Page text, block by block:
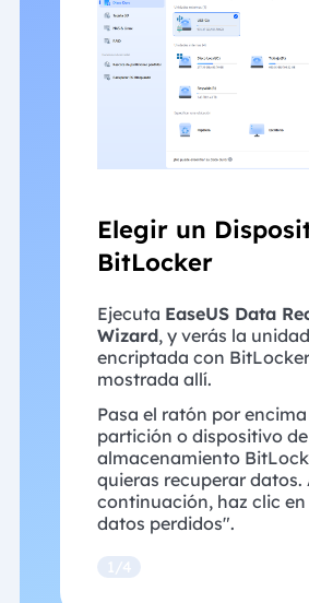
Elegir un
BitLocker
Ejecuta EaseUS Data
Wizard, y verás la unidad
encriptada con BitLocker
mostrada allí.
Pasa el ratón por
partición o dispositivo de
almacenamiento
quieras recuperar datos.
continuación, haz clic
datos perdidos".
1/4